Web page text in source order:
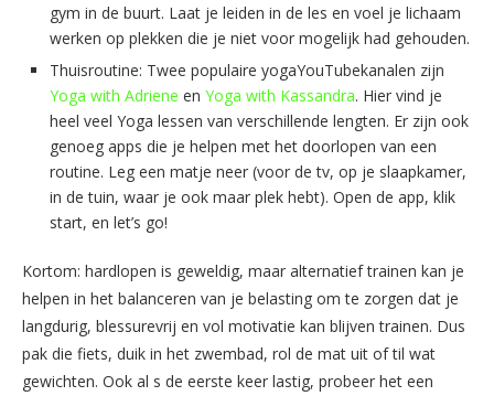
gym in de buurt. Laat je leiden in de les en voel je lichaam
werken op plekken die je niet voor mogelijk had gehouden.
Thuisroutine: Twee populaire yogaYouTubekanalen zijn
Yoga with Adriene en Yoga with Kassandra. Hier vind je
heel veel Yoga lessen van verschillende lengten. Er zijn ook
genoeg apps die je helpen met het doorlopen van een
routine. Leg een matje neer (voor de tv, op je slaapkamer,
in de tuin, waar je ook maar plek hebt). Open de app, klik
start, en let’s go!
Kortom: hardlopen is geweldig, maar alternatief trainen kan je
helpen in het balanceren van je belasting om te zorgen dat je
langdurig, blessurevrij en vol motivatie kan blijven trainen. Dus
pak die fiets, duik in het zwembad, rol de mat uit of til wat
gewichten. Ook al s de eerste keer lastig, probeer het een